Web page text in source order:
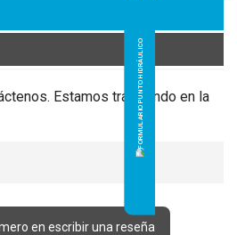
Estamos trabajando en la
en escribir una reseña